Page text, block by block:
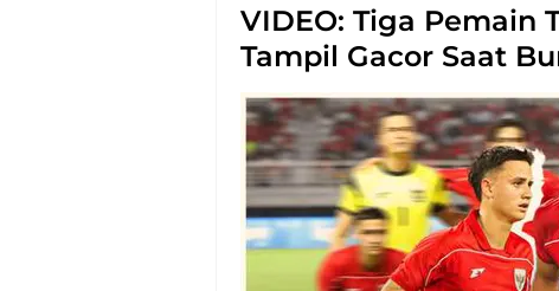
VIDEO: Tiga Pemain
Tampil Gacor Saat